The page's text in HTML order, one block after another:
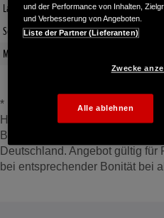
Laufleistung pro Jahr in km
Sonderzahlung
Monatliche Rate
* Ein unverbindliches
Hanauer Landstraße 222–226,
Basis der unverbindlichen
Deutschland. Angebot gültig für
bei entsprechender Bonität bei
und der Performance von Inhalten,
und Verbesserung von Angeboten.
Liste der Partner (Lieferanten)
Zwecke
Alle ablehnen